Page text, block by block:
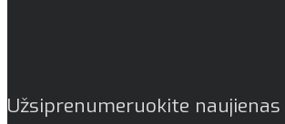
Užsiprenumeruokite naujienas